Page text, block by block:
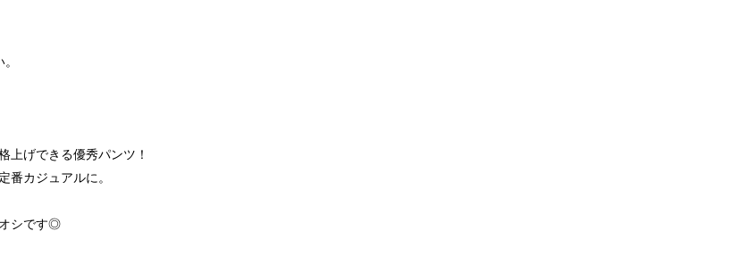
上げできる優秀パンツ！
番カジュアルに。
シです◎